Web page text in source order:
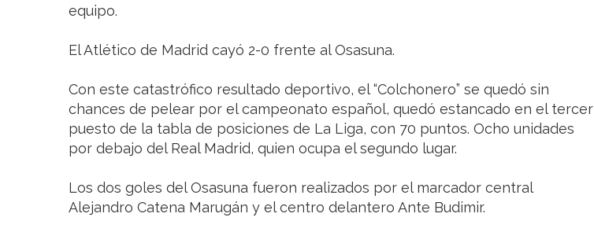
equipo.
El Atlético de Madrid cayó 2-0 frente al Osasuna.
Con este catastrófico resultado deportivo, el “Colchonero” se quedó sin
chances de pelear por el campeonato español, quedó estancado en el tercer
puesto de la tabla de posiciones de La Liga, con 70 puntos. Ocho unidades
por debajo del Real Madrid, quien ocupa el segundo lugar.
Los dos goles del Osasuna fueron realizados por el marcador central
Alejandro Catena Marugán y el centro delantero Ante Budimir.